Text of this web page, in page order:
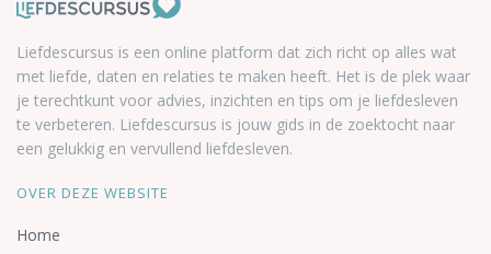
Liefdescursus is een online platform dat zich richt op alles wat
met liefde, daten en relaties te maken heeft. Het is de plek waar
je terechtkunt voor advies, inzichten en tips om je liefdesleven
te verbeteren. Liefdescursus is jouw gids in de zoektocht naar
een gelukkig en vervullend liefdesleven.
OVER DEZE WEBSITE
Home